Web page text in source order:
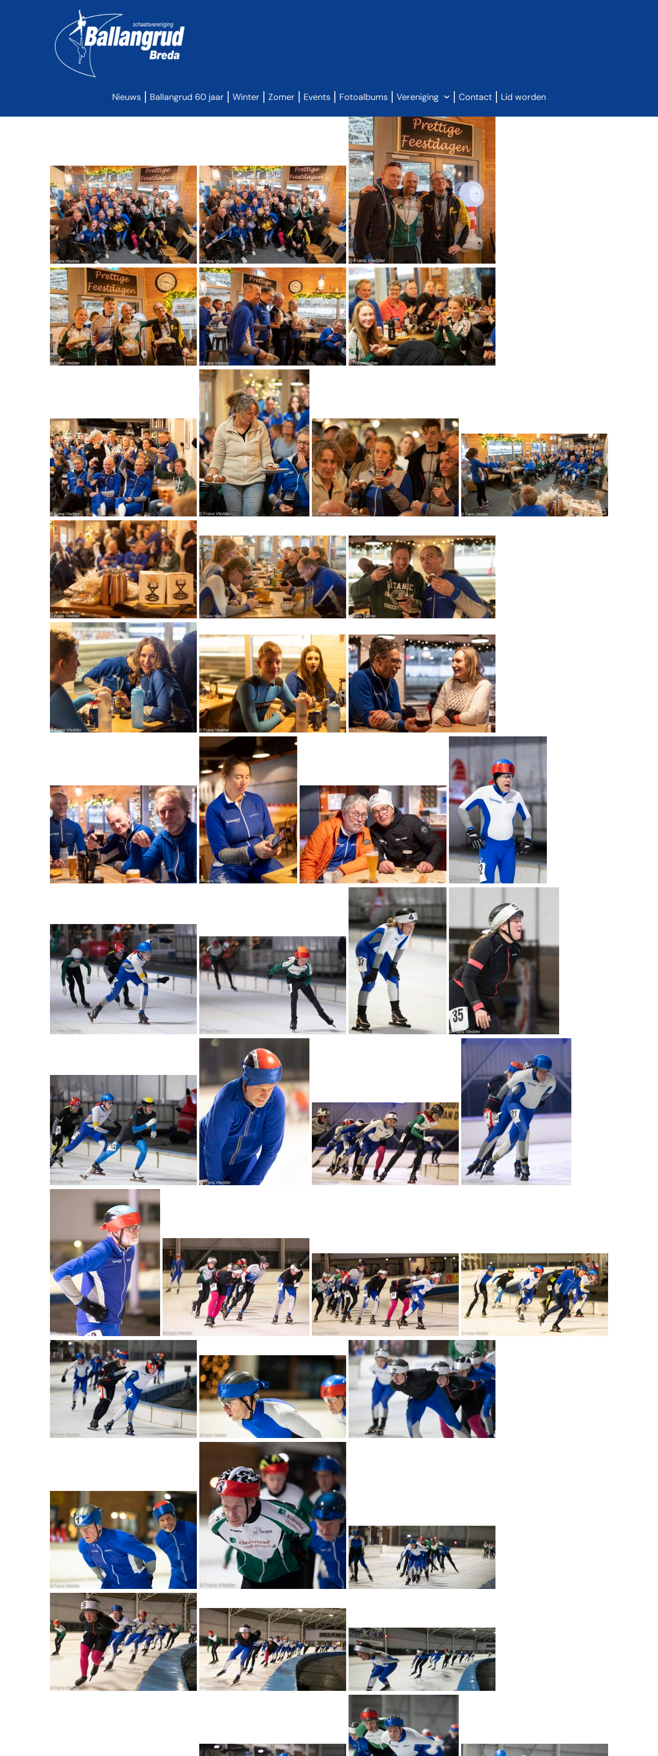
Nieuws Ballangrud 60 jaar Winter Zomer Events Fotoalbums Vereniging Contact Lid worden